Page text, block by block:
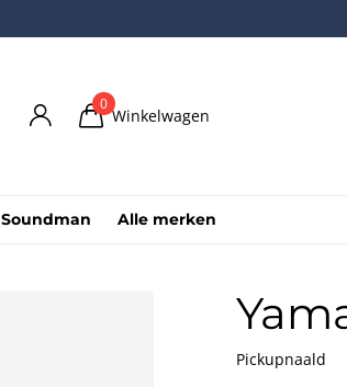
0
Winkelwagen
Soundman Alle merken
Pickupnaald